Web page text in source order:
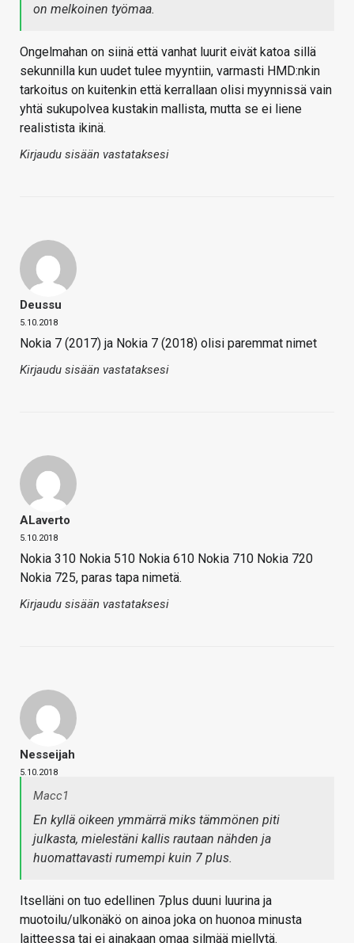
on melkoinen työmaa.
Ongelmahan on siinä että vanhat luurit eivät katoa sillä
sekunnilla kun uudet tulee myyntiin, varmasti HMD:nkin
tarkoitus on kuitenkin että kerrallaan olisi myynnissä vain
yhtä sukupolvea kustakin mallista, mutta se ei liene
realistista ikinä.
Kirjaudu sisään vastataksesi
Deussu
5.10.2018
Nokia 7 (2017) ja Nokia 7 (2018) olisi paremmat nimet
Kirjaudu sisään vastataksesi
ALaverto
5.10.2018
Nokia 310 Nokia 510 Nokia 610 Nokia 710 Nokia 720
Nokia 725, paras tapa nimetä.
Kirjaudu sisään vastataksesi
Nesseijah
5.10.2018
Macc1
En kyllä oikeen ymmärrä miks tämmönen piti
julkasta, mielestäni kallis rautaan nähden ja
huomattavasti rumempi kuin 7 plus.
Itselläni on tuo edellinen 7plus duuni luurina ja
muotoilu/ulkonäkö on ainoa joka on huonoa minusta
laitteessa tai ei ainakaan omaa silmää miellytä.